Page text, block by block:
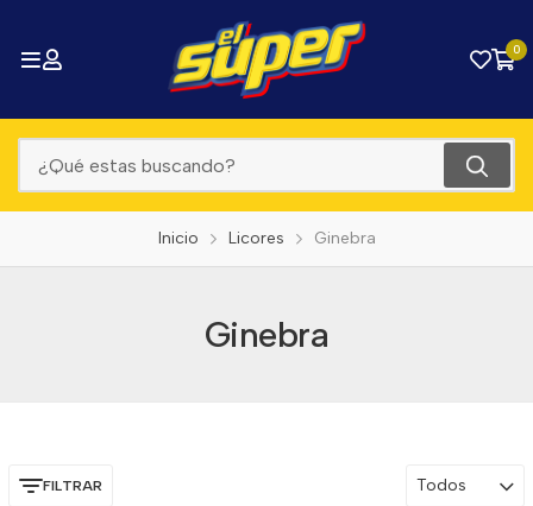
0
Inicio Licores Ginebra
Ginebra
FILTRAR Todos